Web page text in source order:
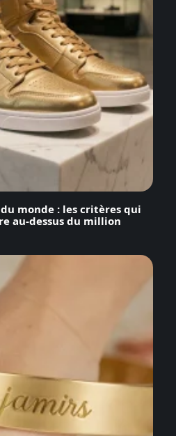
monde : les critères qui
au-dessus du million